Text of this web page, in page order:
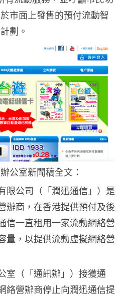
市面上發售的預付流動智
劃。
公室新聞稿全文：
限公司（「潤迅通信」）是
辦商，在香港提供預付及後
信一直租用一家流動網絡營
量，以提供流動虛擬網絡營
室（「通訊辦」）接獲通
絡營辦商停止向潤迅通信提